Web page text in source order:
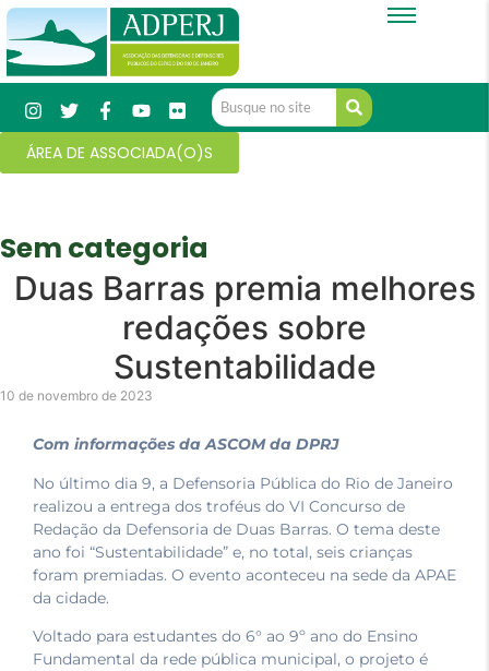
ÁREA DE ASSOCIADA(O)S
Sem categoria
Duas Barras premia melhores
redações sobre
Sustentabilidade
10 de novembro de 2023
Com informações da ASCOM da DPRJ
No último dia 9, a Defensoria Pública do Rio de Janeiro
realizou a entrega dos troféus do VI Concurso de
Redação da Defensoria de Duas Barras. O tema deste
ano foi “Sustentabilidade” e, no total, seis crianças
foram premiadas. O evento aconteceu na sede da APAE
da cidade.
Voltado para estudantes do 6° ao 9º ano do Ensino
Fundamental da rede pública municipal, o projeto é